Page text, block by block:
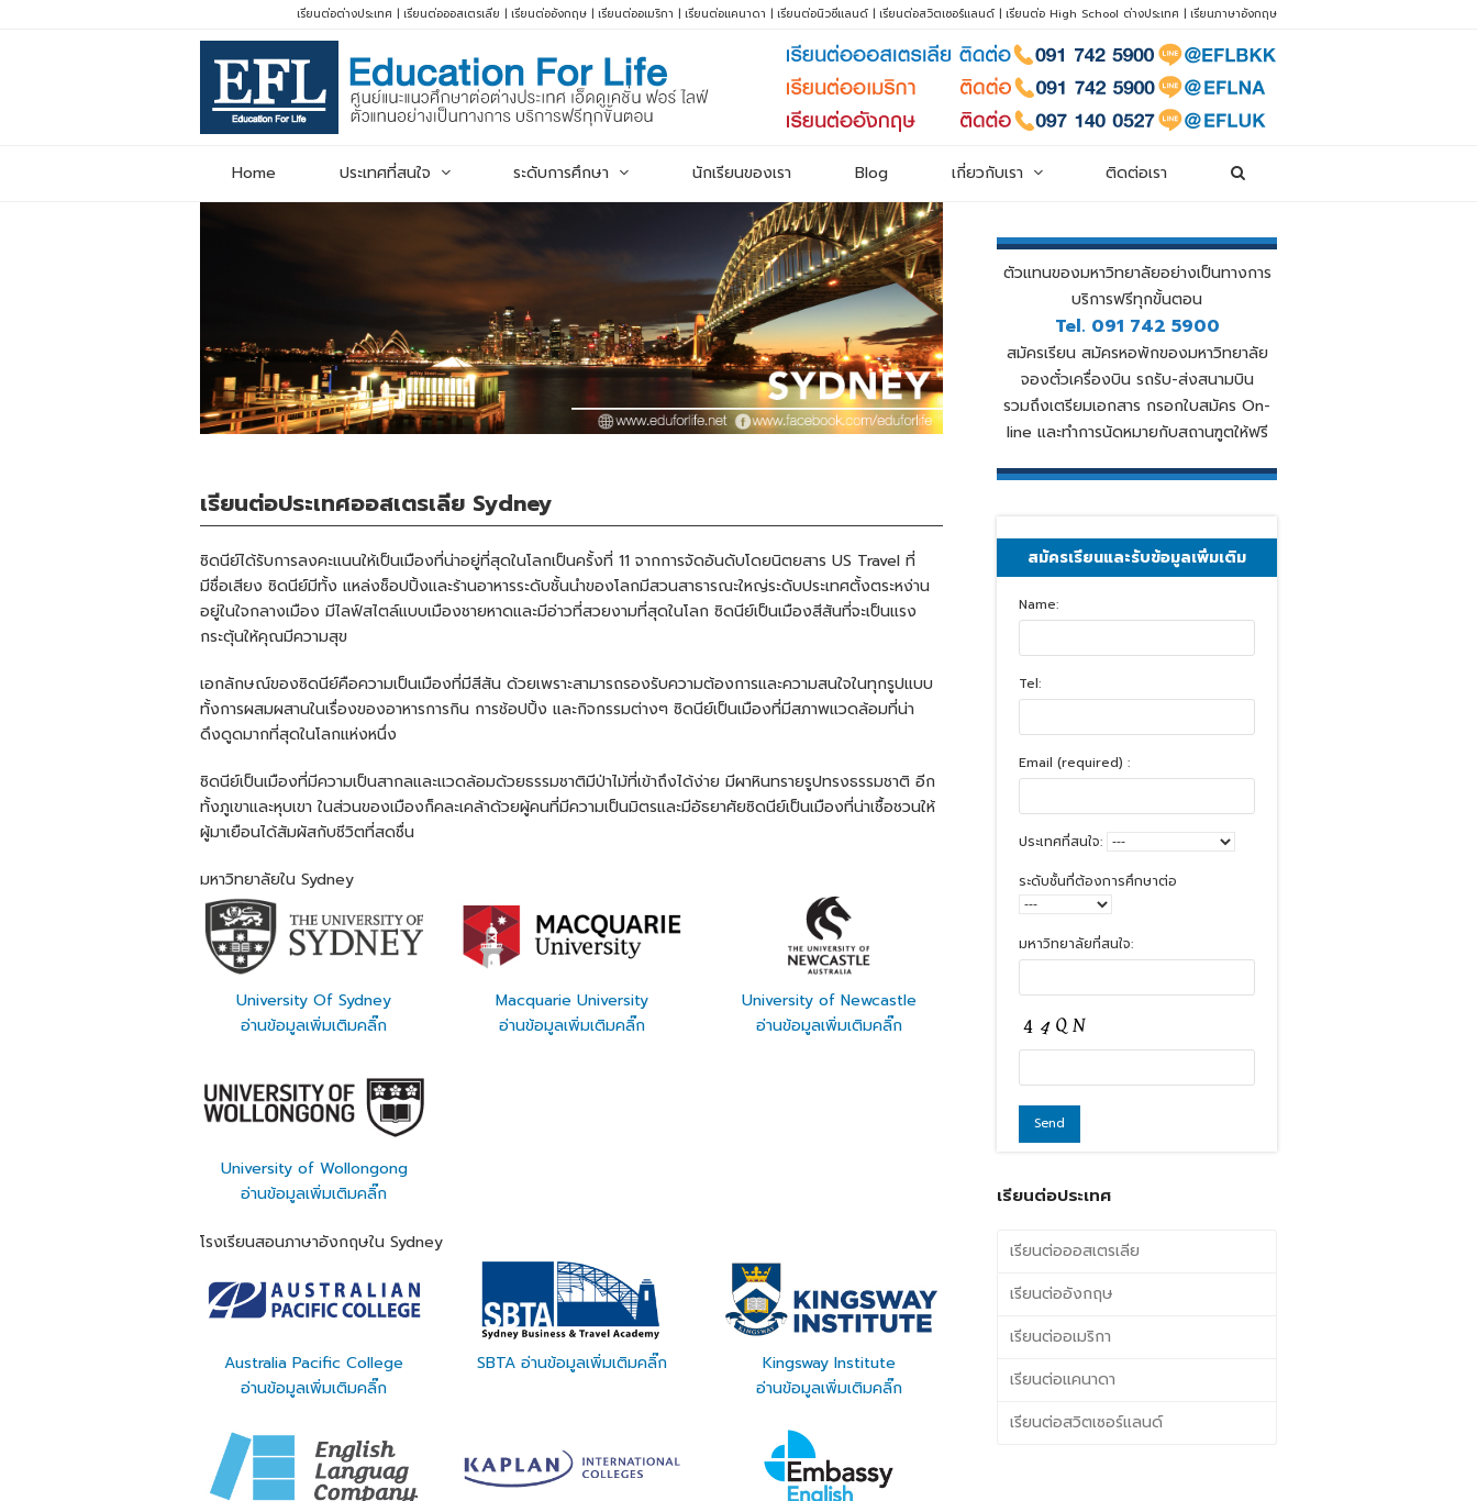
เรียนต่อต่างประเทศ | เรียนต่อออสเตรเลีย | เรียนต่ออังกฤษ | เรียนต่ออเมริกา | เรียนต่อแคนาดา | เรียนต่อนิวซีแลนด์ | เรียนต่อสวิตเซอร์แลนด์ | เรียนต่อ High School ต่างประเทศ | เรียนภาษาอังกฤษ
Home ประเทศที่สนใจ ระดับการศึกษา นักเรียนของเรา Blog เกี่ยวกับเรา ติดต่อเรา
เรียนต่อประเทศออสเตรเลีย Sydney
ซิดนีย์ได้รับการลงคะแนนให้เป็นเมืองที่น่าอยู่ที่สุดในโลกเป็นครั้งที่ 11 จากการจัดอันดับโดยนิตยสาร US Travel ที่
มีชื่อเสียง ซิดนีย์มีทั้ง แหล่งช็อปปิ้งและร้านอาหารระดับชั้นนำของโลกมีสวนสาธารณะใหญ่ระดับประเทศตั้งตระหง่าน
อยู่ในใจกลางเมือง มีไลฟ์สไตล์แบบเมืองชายหาดและมีอ่าวที่สวยงามที่สุดในโลก ซิดนีย์เป็นเมืองสีสันที่จะเป็นแรง
กระตุ้นให้คุณมีความสุข
เอกลักษณ์ของซิดนีย์คือความเป็นเมืองที่มีสีสัน ด้วยเพราะสามารถรองรับความต้องการและความสนใจในทุกรูปแบบ
ทั้งการผสมผสานในเรื่องของอาหารการกิน การช้อปปิ้ง และกิจกรรมต่างๆ ซิดนีย์เป็นเมืองที่มีสภาพแวดล้อมที่น่า
ดึงดูดมากที่สุดในโลกแห่งหนึ่ง
ซิดนีย์เป็นเมืองที่มีความเป็นสากลและแวดล้อมด้วยธรรมชาติมีป่าไม้ที่เข้าถึงได้ง่าย มีผาหินทรายรูปทรงธรรมชาติ อีก
ทั้งภูเขาและหุบเขา ในส่วนของเมืองก็คละเคล้าด้วยผู้คนที่มีความเป็นมิตรและมีอัธยาศัยซิดนีย์เป็นเมืองที่น่าเชื้อชวนให้
ผู้มาเยือนได้สัมผัสกับชีวิตที่สดชื่น
มหาวิทยาลัยใน Sydney
University Of Sydney
อ่านข้อมูลเพิ่มเติมคลิ๊ก
Macquarie University
อ่านข้อมูลเพิ่มเติมคลิ๊ก
University of Newcastle
อ่านข้อมูลเพิ่มเติมคลิ๊ก
University of Wollongong
อ่านข้อมูลเพิ่มเติมคลิ๊ก
โรงเรียนสอนภาษาอังกฤษใน Sydney
Australia Pacific College
อ่านข้อมูลเพิ่มเติมคลิ๊ก
SBTA อ่านข้อมูลเพิ่มเติมคลิ๊ก
Kingsway Institute
อ่านข้อมูลเพิ่มเติมคลิ๊ก
ตัวแทนของมหาวิทยาลัยอย่างเป็นทางการ
บริการฟรีทุกขั้นตอน
Tel. 091 742 5900
สมัครเรียน สมัครหอพักของมหาวิทยาลัย
จองตั๋วเครื่องบิน รถรับ-ส่งสนามบิน
รวมถึงเตรียมเอกสาร กรอกใบสมัคร On-
line และทำการนัดหมายกับสถานฑูตให้ฟรี
สมัครเรียนและรับข้อมูลเพิ่มเติม
Name:
Tel:
Email (required) :
ประเทศที่สนใจ:
ระดับชั้นที่ต้องการศึกษาต่อ
มหาวิทยาลัยที่สนใจ:
เรียนต่อประเทศ
เรียนต่อออสเตรเลีย
เรียนต่ออังกฤษ
เรียนต่ออเมริกา
เรียนต่อแคนาดา
เรียนต่อสวิตเซอร์แลนด์